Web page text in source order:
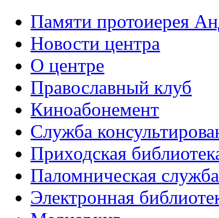
Памяти протоиерея
Новости центра
О центре
Православный клуб
Киноабонемент
Служба
Приходская
Паломническая служба
Электронная